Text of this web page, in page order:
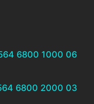
6800 1000 06
6800 2000 03